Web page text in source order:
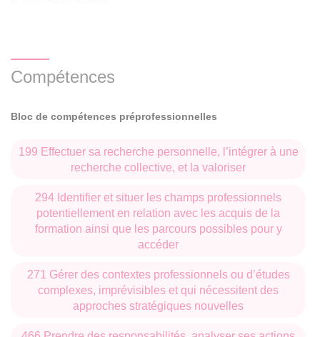
Compétences
Bloc de compétences préprofessionnelles
199 Effectuer sa recherche personnelle, l’intégrer à une
recherche collective, et la valoriser
294 Identifier et situer les champs professionnels
potentiellement en relation avec les acquis de la
formation ainsi que les parcours possibles pour y
accéder
271 Gérer des contextes professionnels ou d’études
complexes, imprévisibles et qui nécessitent des
approches stratégiques nouvelles